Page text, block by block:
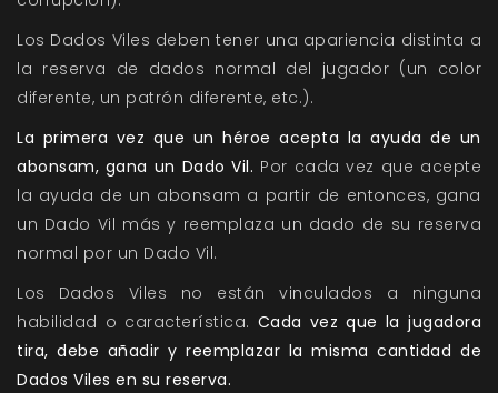
Los Dados Viles deben tener una apariencia distinta a
la reserva de dados normal del jugador (un color
diferente, un patrón diferente, etc.).
La primera vez que un héroe acepta la ayuda de un
abonsam, gana un Dado Vil. Por cada vez que acepte
la ayuda de un abonsam a partir de entonces, gana
un Dado Vil más y reemplaza un dado de su reserva
normal por un Dado Vil.
Los Dados Viles no están vinculados a ninguna
habilidad o característica. Cada vez que la jugadora
tira, debe añadir y reemplazar la misma cantidad de
Dados Viles en su reserva.